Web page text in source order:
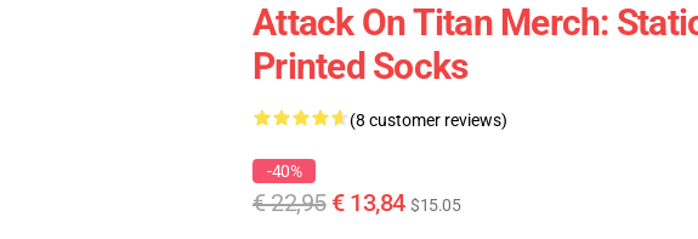
Attack On Titan Merch:
Printed Socks
(8 customer reviews)
-40%
€ 22,95 € 13,84 $15.05